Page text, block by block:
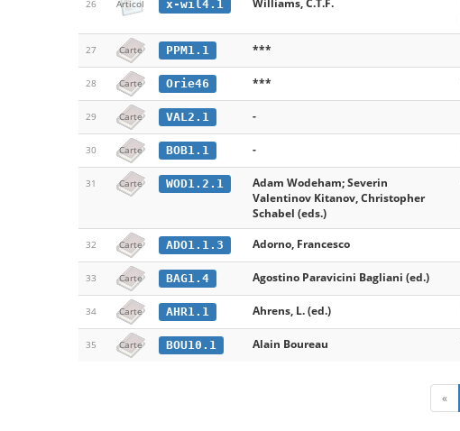
26 Articol x-wil4.1 Williams, C.T.F.
27 Carte PPM1.1 ***
28 Carte Orie46 ***
29 Carte VAL2.1 -
30 Carte BOB1.1 -
31 Carte WOD1.2.1
Adam Wodeham; Severin
Valentinov Kitanov, Christopher
Schabel (eds.)
32 Carte ADO1.1.3 Adorno, Francesco
33 Carte BAG1.4 Agostino Paravicini Bagliani (ed.)
34 Carte AHR1.1 Ahrens, L. (ed.)
35 Carte BOU10.1 Alain Boureau
«